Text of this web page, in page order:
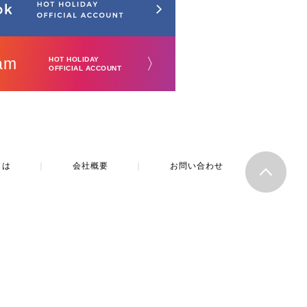
HOT HOLIDAY
OFFICIAL ACCOUNT
〉
会社概要 お問い合わせ